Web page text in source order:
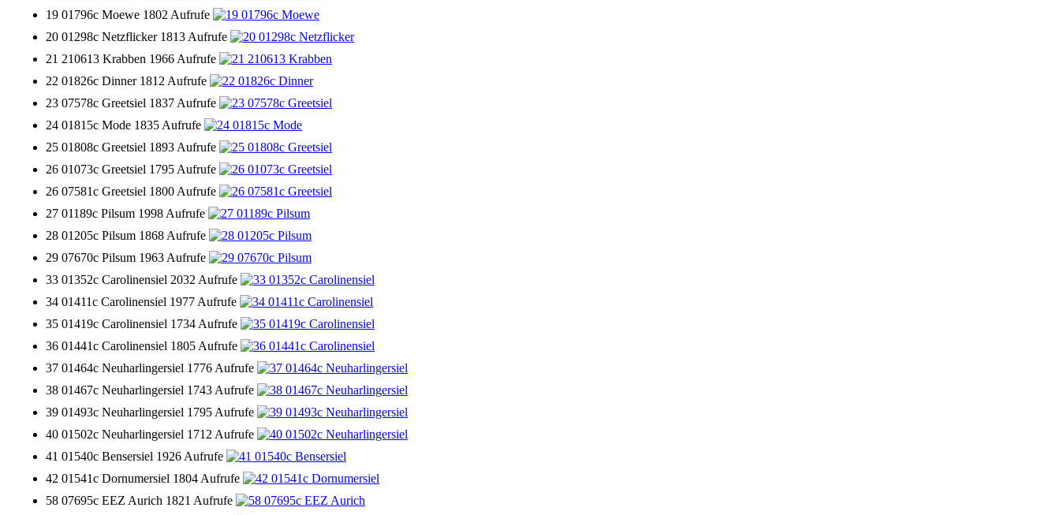
19 01796c Moewe 1802 Aufrufe
20 01298c Netzflicker 1813 Aufrufe
21 210613 Krabben 1966 Aufrufe
22 01826c Dinner 1812 Aufrufe
23 07578c Greetsiel 1837 Aufrufe
24 01815c Mode 1835 Aufrufe
25 01808c Greetsiel 1893 Aufrufe
26 01073c Greetsiel 1795 Aufrufe
26 07581c Greetsiel 1800 Aufrufe
27 01189c Pilsum 1998 Aufrufe
28 01205c Pilsum 1868 Aufrufe
29 07670c Pilsum 1963 Aufrufe
33 01352c Carolinensiel 2032 Aufrufe
34 01411c Carolinensiel 1977 Aufrufe
35 01419c Carolinensiel 1734 Aufrufe
36 01441c Carolinensiel 1805 Aufrufe
37 01464c Neuharlingersiel 1776 Aufrufe
38 01467c Neuharlingersiel 1743 Aufrufe
39 01493c Neuharlingersiel 1795 Aufrufe
40 01502c Neuharlingersiel 1712 Aufrufe
41 01540c Bensersiel 1926 Aufrufe
42 01541c Dornumersiel 1804 Aufrufe
58 07695c EEZ Aurich 1821 Aufrufe